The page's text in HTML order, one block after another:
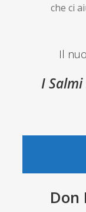
che ci
Il
I
Don